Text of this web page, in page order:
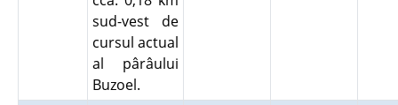
sud-vest de
cursul actual
al pârâului
Buzoel.